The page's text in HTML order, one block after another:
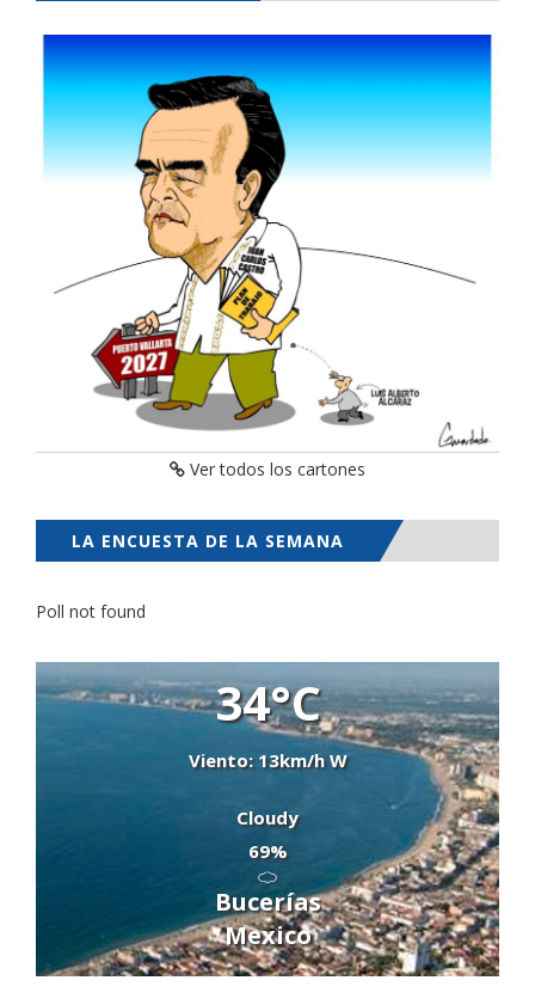
Ver todos los cartones
LA ENCUESTA DE LA SEMANA
Poll not found
34°C
Viento: 13km/h W
Cloudy
69%
Bucerías
Mexico